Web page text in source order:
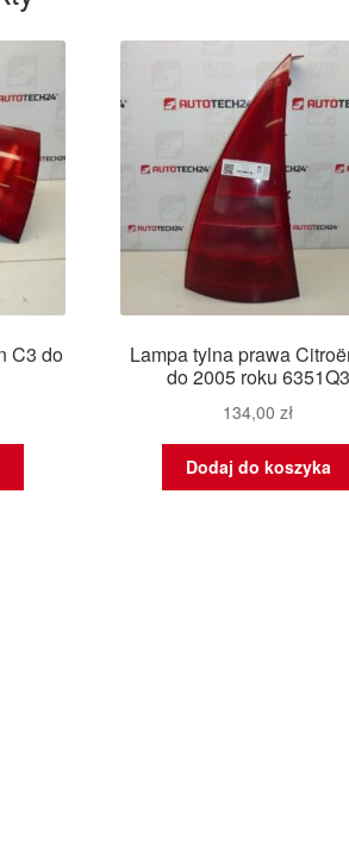
C3 do
Lampa tylna prawa
do 2005 roku 6351Q3
134,00zł
Dodaj do koszyka